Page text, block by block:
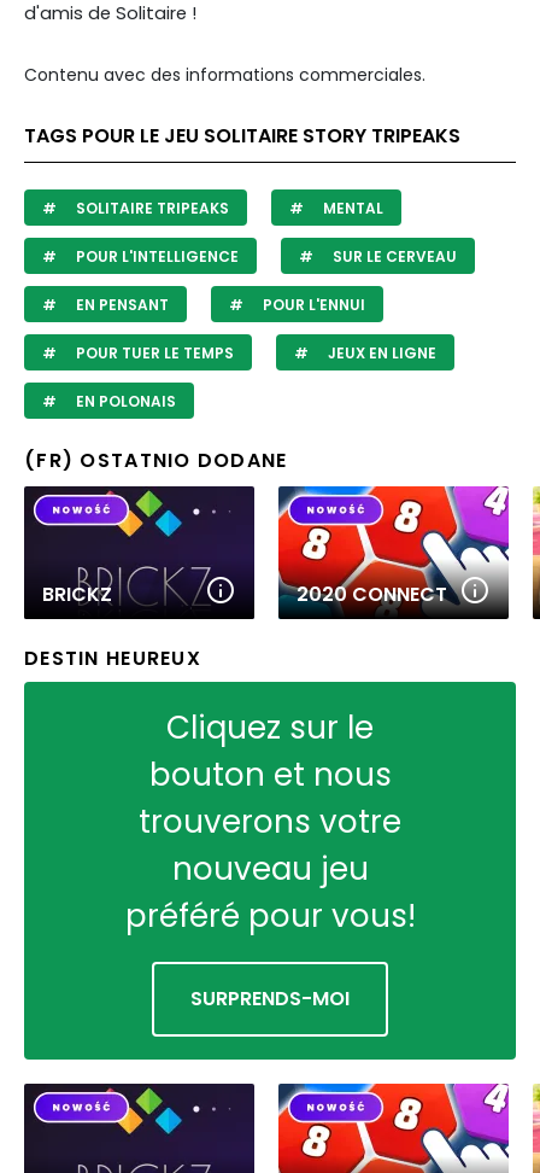
d'amis de Solitaire !
Contenu avec des informations commerciales.
TAGS POUR LE JEU SOLITAIRE STORY TRIPEAKS
SOLITAIRE TRIPEAKS MENTAL
POUR L'INTELLIGENCE SUR LE CERVEAU
EN PENSANT POUR L'ENNUI
POUR TUER LE TEMPS JEUX EN LIGNE
EN POLONAIS
(FR) OSTATNIO DODANE
BRICKZ 2020 CONNECT
DESTIN HEUREUX
Cliquez sur le
bouton et nous
trouverons votre
nouveau jeu
préféré pour vous!
SURPRENDS-MOI